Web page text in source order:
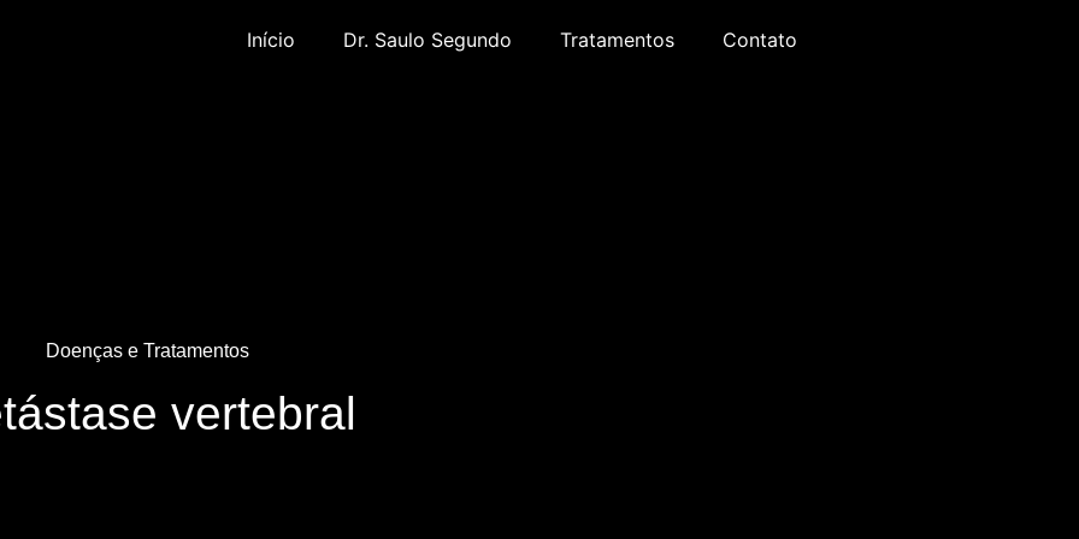
Início Dr. Saulo Segundo Tratamentos Contato
Doenças e Tratamentos
vertebral